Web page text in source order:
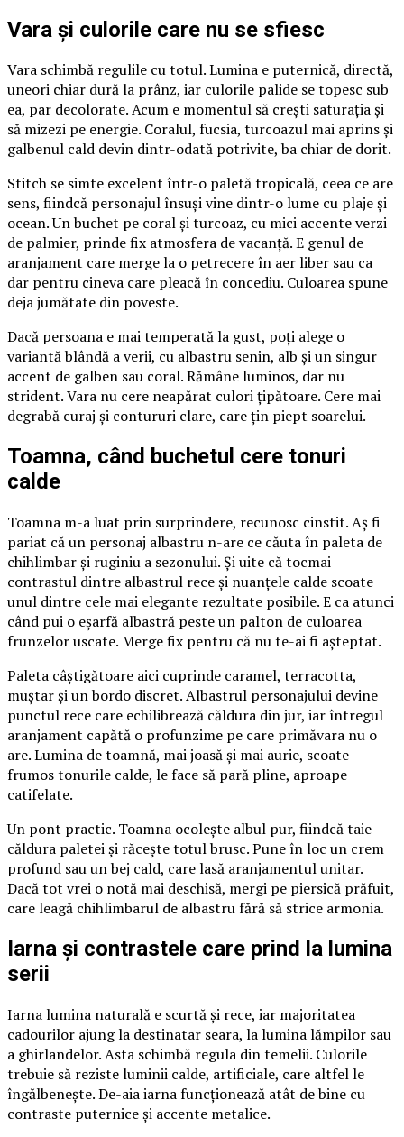
Vara și culorile care nu se sfiesc
Vara schimbă regulile cu totul. Lumina e puternică, directă,
uneori chiar dură la prânz, iar culorile palide se topesc sub
ea, par decolorate. Acum e momentul să crești saturația și
să mizezi pe energie. Coralul, fucsia, turcoazul mai aprins și
galbenul cald devin dintr-odată potrivite, ba chiar de dorit.
Stitch se simte excelent într-o paletă tropicală, ceea ce are
sens, fiindcă personajul însuși vine dintr-o lume cu plaje și
ocean. Un buchet pe coral și turcoaz, cu mici accente verzi
de palmier, prinde fix atmosfera de vacanță. E genul de
aranjament care merge la o petrecere în aer liber sau ca
dar pentru cineva care pleacă în concediu. Culoarea spune
deja jumătate din poveste.
Dacă persoana e mai temperată la gust, poți alege o
variantă blândă a verii, cu albastru senin, alb și un singur
accent de galben sau coral. Rămâne luminos, dar nu
strident. Vara nu cere neapărat culori țipătoare. Cere mai
degrabă curaj și contururi clare, care țin piept soarelui.
Toamna, când buchetul cere tonuri
calde
Toamna m-a luat prin surprindere, recunosc cinstit. Aș fi
pariat că un personaj albastru n-are ce căuta în paleta de
chihlimbar și ruginiu a sezonului. Și uite că tocmai
contrastul dintre albastrul rece și nuanțele calde scoate
unul dintre cele mai elegante rezultate posibile. E ca atunci
când pui o eșarfă albastră peste un palton de culoarea
frunzelor uscate. Merge fix pentru că nu te-ai fi așteptat.
Paleta câștigătoare aici cuprinde caramel, terracotta,
muștar și un bordo discret. Albastrul personajului devine
punctul rece care echilibrează căldura din jur, iar întregul
aranjament capătă o profunzime pe care primăvara nu o
are. Lumina de toamnă, mai joasă și mai aurie, scoate
frumos tonurile calde, le face să pară pline, aproape
catifelate.
Un pont practic. Toamna ocolește albul pur, fiindcă taie
căldura paletei și răcește totul brusc. Pune în loc un crem
profund sau un bej cald, care lasă aranjamentul unitar.
Dacă tot vrei o notă mai deschisă, mergi pe piersică prăfuit,
care leagă chihlimbarul de albastru fără să strice armonia.
Iarna și contrastele care prind la lumina
serii
Iarna lumina naturală e scurtă și rece, iar majoritatea
cadourilor ajung la destinatar seara, la lumina lămpilor sau
a ghirlandelor. Asta schimbă regula din temelii. Culorile
trebuie să reziste luminii calde, artificiale, care altfel le
îngălbenește. De-aia iarna funcționează atât de bine cu
contraste puternice și accente metalice.